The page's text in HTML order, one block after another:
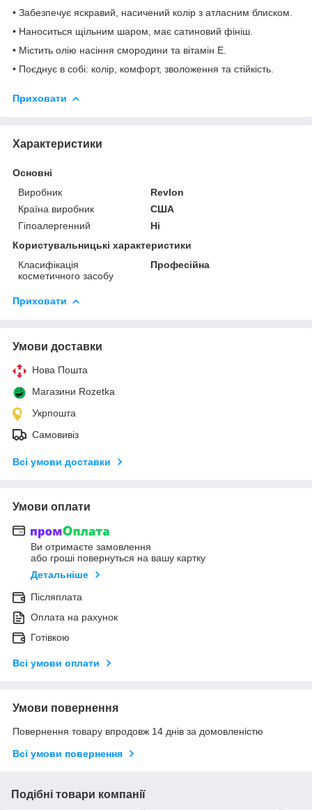
• Забезпечує яскравий, насичений колір з атласним блиском.
• Наноситься щільним шаром, має сатиновий фініш.
• Містить олію насіння смородини та вітамін E.
• Поєднує в собі: колір, комфорт, зволоження та стійкість.
Приховати
Характеристики
Основні
Виробник
Revlon
Країна виробник
США
Гіпоалергенний
Ні
Користувальницькі характеристики
Класифікація
косметичного засобу
Професійна
Приховати
Умови доставки
Нова Пошта
Магазини Rozetka
Укрпошта
Самовивіз
Всі умови доставки
Умови оплати
Ви отримаєте замовлення
або гроші повернуться на вашу картку
Детальніше
Післяплата
Оплата на рахунок
Готівкою
Всі умови оплати
Умови повернення
Повернення товару впродовж 14 днів за домовленістю
Всі умови повернення
Подібні товари компанії